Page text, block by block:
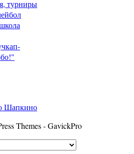
турниры
Шапкино
Themes - GavickPro